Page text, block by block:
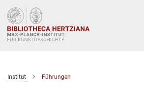
Hauptinhalt
Institut Führungen